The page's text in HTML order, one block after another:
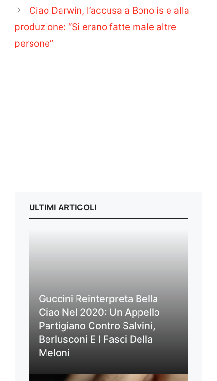
Ciao Darwin, l’accusa a Bonolis e alla
produzione: “Si erano fatte male altre
persone”
ULTIMI ARTICOLI
Guccini Reinterpreta Bella
Ciao Nel 2020: Un Appello
Partigiano Contro Salvini,
Berlusconi E I Fasci Della
Meloni